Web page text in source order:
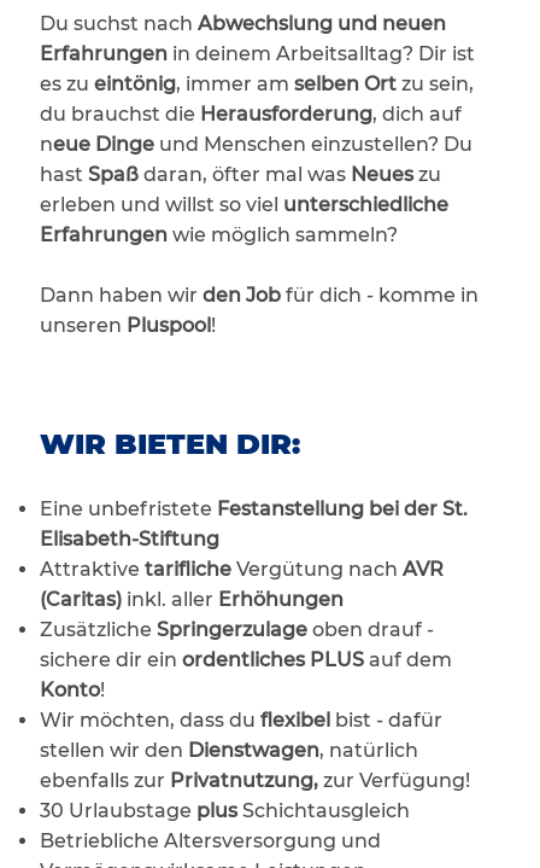
Du suchst nach Abwechslung und neuen
Erfahrungen in deinem Arbeitsalltag? Dir ist
es zu eintönig, immer am selben Ortzu sein,
du brauchst die Herausforderung, dich auf
neue Dingeund Menschen einzustellen? Du
hast Spaßdaran, öfter mal was Neueszu
erleben und willst so viel unterschiedliche
Erfahrungenwie möglich sammeln?
Dann haben wir den Job für dich - komme in
unseren Pluspool !
WIR BIETEN DIR:
Eine unbefristete Festanstellung bei der St.
Elisabeth-Stiftung
Attraktive tarifliche Vergütung nach AVR
(Caritas)inkl. aller Erhöhungen
Zusätzliche Springerzulage oben drauf -
sichere dir ein ordentliches PLUSauf dem
Konto!
Wir möchten, dass du flexibel bist - dafür
stellen wir den Dienstwagen, natürlich
ebenfalls zur Privatnutzung, zur Verfügung!
30 Urlaubstage plusSchichtausgleich
Betriebliche Altersversorgung und